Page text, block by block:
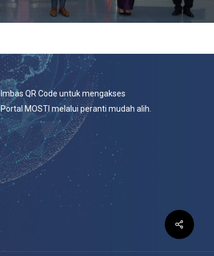
Imbas QR Code untuk mengakses
Portal MOSTI melalui peranti mudah alih.